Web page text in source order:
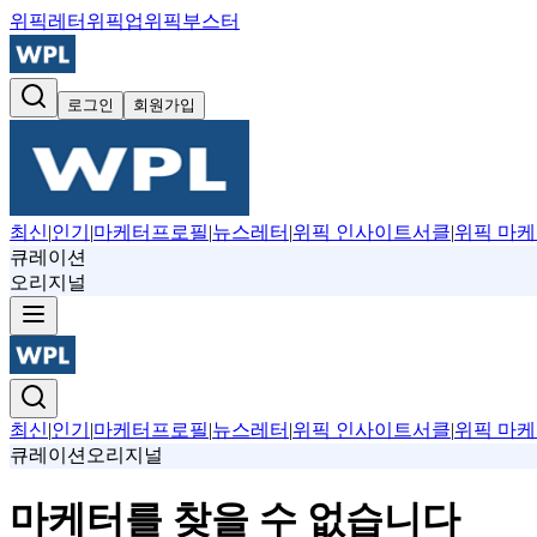
위픽레터 위픽업위픽부스터
로그인 회원가입
최신|인기 |마케터프로필|뉴스레터 |위픽 인사이트서클|위픽 마케
큐레이션
오리지널
최신|인기 |마케터프로필|뉴스레터 |위픽 인사이트서클|위픽 마케
큐레이션 오리지널
마케터를 찾을 수 없습니다